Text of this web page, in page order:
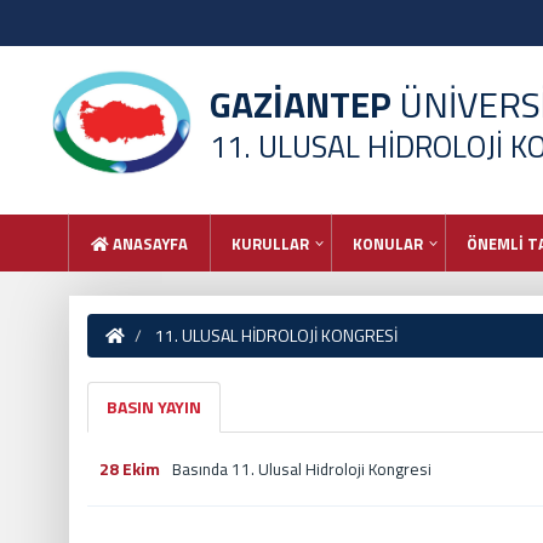
GAZİANTEP
11. ULUSAL HİDROLOJİ
ANASAYFA KURULLAR KONULAR ÖNEMLİ
11. ULUSAL HİDROLOJİ KONGRESİ
BASIN YAYIN
28 Ekim Basında 11. Ulusal Hidroloji Kongresi